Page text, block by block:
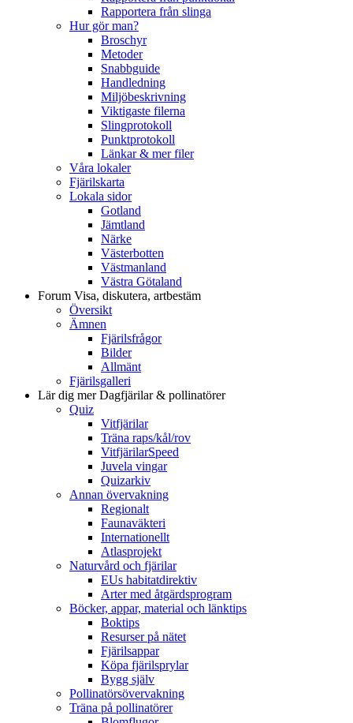
Rapportera från slinga
Hur gör man?
Broschyr
Metoder
Snabbguide
Handledning
Miljöbeskrivning
Viktigaste filerna
Slingprotokoll
Punktprotokoll
Länkar & mer filer
Våra lokaler
Fjärilskarta
Lokala sidor
Gotland
Jämtland
Närke
Västerbotten
Västmanland
Västra Götaland
Forum Visa, diskutera, artbestäm
Översikt
Ämnen
Fjärilsfrågor
Bilder
Allmänt
Fjärilsgalleri
Lär dig merDagfjärilar & pollinatörer
Quiz
Vitfjärilar
Träna raps/kål/rov
VitfjärilarSpeed
Juvela vingar
Quizarkiv
Annan övervakning
Regionalt
Faunaväkteri
Internationellt
Atlasprojekt
Naturvård och fjärilar
EUs habitatdirektiv
Arter med åtgärdsprogram
Böcker, appar, material och länktips
Boktips
Resurser på nätet
Fjärilsappar
Köpa fjärilsprylar
Bygg själv
Pollinatörsövervakning
Träna på pollinatörer